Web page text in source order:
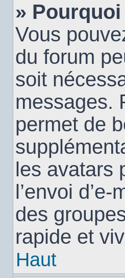
»
Vous
du forum
soit
messages.
permet de
les avatars
l’envoi
des
rapide et
Haut